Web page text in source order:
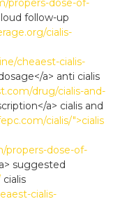
propers-dose-of-
follow-up
cialis-
cheaest-cialis-
a> anti cialis
drug/cialis-and-
a> cialis and
cialis/">cialis
propers-dose-of-
suggested
cialis
cialis-